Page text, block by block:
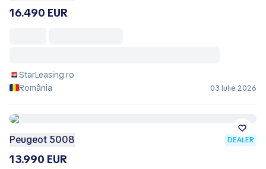
16.490 EUR
StarLeasing.ro
România
03 Iulie 2026
Peugeot 5008 DEALER
13.990 EUR